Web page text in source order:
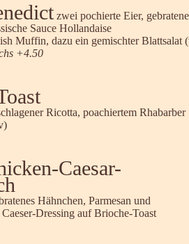
zwei pochierte Eier,
Sauce Hollandaise
Muffin, dazu ein gemischter Blattsalat
+4.50
Ricotta, poachiertem Rhabarber
Caesar-
Hähnchen, Parmesan und
Dressing auf Brioche-Toast